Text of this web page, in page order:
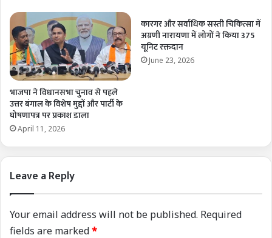
भाजपा ने विधानसभा चुनाव से पहले
उत्तर बंगाल के विशेष मुद्दों और पार्टी के
घोषणापत्र पर प्रकाश डाला
April 11, 2026
कारगर और सर्वाधिक सस्ती चिकित्सा में
अग्रणी नारायणा में लोगों ने किया 375
यूनिट रक्तदान
June 23, 2026
Leave a Reply
Your email address will not be published. Required
fields are marked*